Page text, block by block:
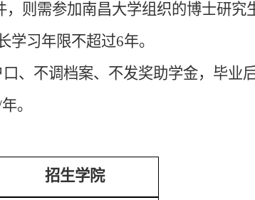
，则需参加南昌大学组织的博士研究
学习年限不超过6年。
、不调档案、不发奖助学金，毕业
。
招生学院